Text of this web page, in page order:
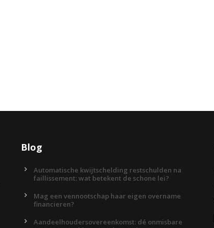
Blog
Automatische kwijtschelding restschulden na
faillissement: wat betekent de schone lei?
Mag een vennootschap haar eigen overname
financieren?
Aandeelhoudersovereenkomst: dé onmisbare